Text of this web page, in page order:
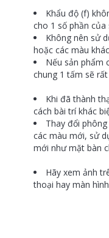
Khẩu độ (f)
cho 1 số phần
Không nên sử
hoặc các màu
Nếu sản phẩm
chung 1 tấm sẽ
Khi đã thành
cách bài trí khác
Thay đổi
các màu mới, sử
mới như mặt bàn
Hãy xem ảnh
thoại hay màn